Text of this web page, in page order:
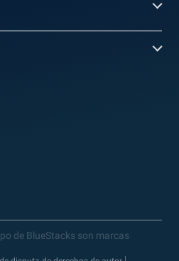
de BlueStacks son marcas